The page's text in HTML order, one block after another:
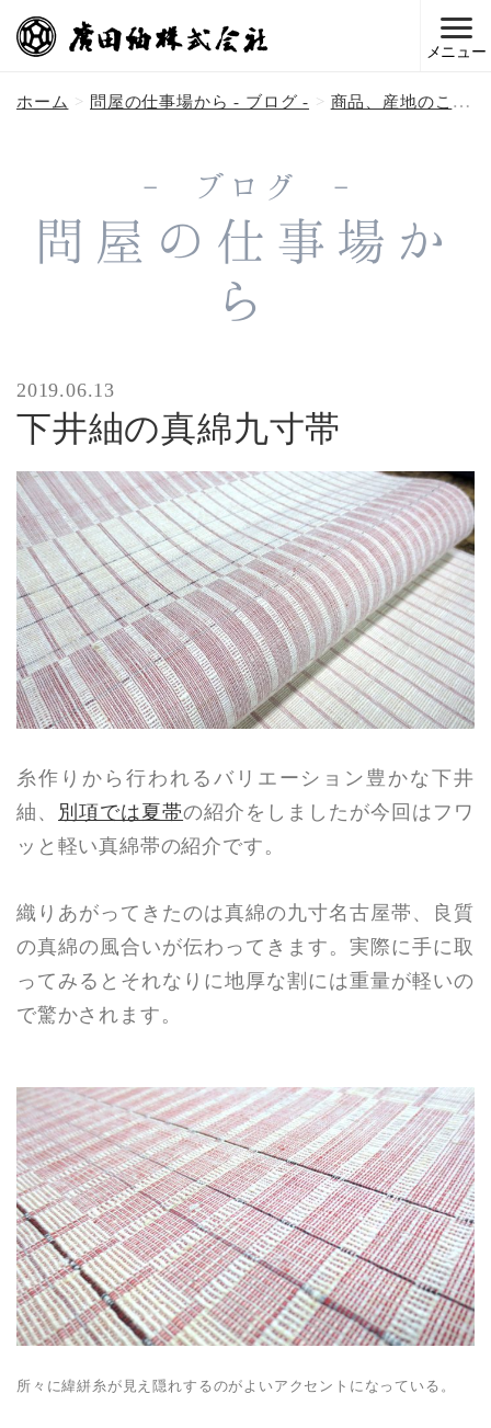
メニュー
ホーム 問屋の仕事場から - ブログ - 商品、産地のこと
- ブログ -
問屋の仕事場か
ら
2019.06.13
下井紬の真綿九寸帯
糸作りから行われるバリエーション豊かな下井
紬、 別項では夏帯の紹介をしましたが今回はフワ
ッと軽い真綿帯の紹介です。
織りあがってきたのは真綿の九寸名古屋帯、良質
の真綿の風合いが伝わってきます。実際に手に取
ってみるとそれなりに地厚な割には重量が軽いの
で驚かされます。
所々に緯絣糸が見え隠れするのがよいアクセントになっている。